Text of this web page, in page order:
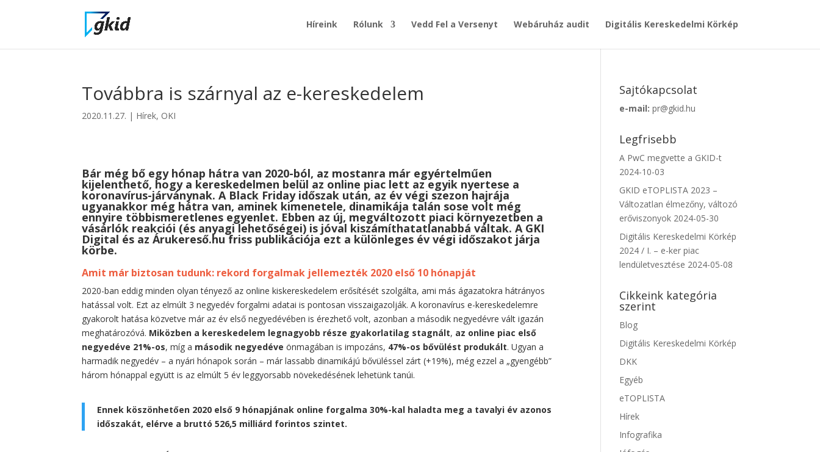
Híreink Rólunk Vedd Fel a Versenyt Webáruház audit Digitális Kereskedelmi Körkép
Továbbra is szárnyal az e-kereskedelem
2020.11.27. | Hírek, OKI
Bár még bő egy hónap hátra van 2020-ból, az mostanra már egyértelműen
kijelenthető, hogy a kereskedelmen belül az online piac lett az egyik nyertese a
koronavírus-járványnak. A Black Friday időszak után, az év végi szezon hajrája
ugyanakkor még hátra van, aminek kimenetele, dinamikája talán sose volt még
ennyire többismeretlenes egyenlet. Ebben az új, megváltozott piaci környezetben a
vásárlók reakciói (és anyagi lehetőségei) is jóval kiszámíthatatlanabbá váltak. A GKI
Digital és az Árukereső.hu friss publikációja ezt a különleges év végi időszakot járja
körbe.
Amit már biztosan tudunk: rekord forgalmak jellemezték 2020 első 10 hónapját
2020-ban eddig minden olyan tényező az online kiskereskedelem erősítését szolgálta, ami más ágazatokra hátrányos
hatással volt. Ezt az elmúlt 3 negyedév forgalmi adatai is pontosan visszaigazolják. A koronavírus e-kereskedelemre
gyakorolt hatása közvetve már az év első negyedévében is érezhető volt, azonban a második negyedévre vált igazán
meghatározóvá. Miközben a kereskedelem legnagyobb része gyakorlatilag stagnált, az online piac első
negyedéve 21%-os, míg a második negyedéve önmagában is impozáns, 47%-os bővülést produkált. Ugyan a
harmadik negyedév – a nyári hónapok során – már lassabb dinamikájú bővüléssel zárt (+19%), még ezzel a „gyengébb”
három hónappal együtt is az elmúlt 5 év leggyorsabb növekedésének lehetünk tanúi.
Ennek köszönhetően 2020 első 9 hónapjának online forgalma 30%-kal haladta meg a tavalyi év azonos
időszakát, elérve a bruttó 526,5 milliárd forintos szintet.
Sajtókapcsolat
e-mail: pr@gkid.hu
Legfrisebb
A PwC megvette a GKID-t
2024-10-03
GKID eTOPLISTA 2023 –
Változatlan élmezőny, változó
erőviszonyok 2024-05-30
Digitális Kereskedelmi Körkép
2024 / I. – e-ker piac
lendületvesztése 2024-05-08
Cikkeink kategória
szerint
Blog
Digitális Kereskedelmi Körkép
DKK
Egyéb
eTOPLISTA
Hírek
Infografika